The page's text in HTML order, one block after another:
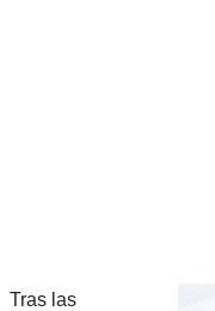
Tras las